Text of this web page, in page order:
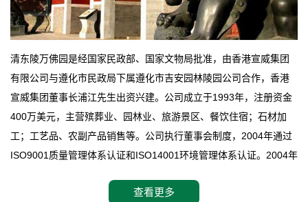
清东陵万佛园是经国家民政部、国家文物局批准，由香港宣威集团
有限公司与遵化市民政局下属遵化市吉安园林陵园公司合作，香港
宣威集团董事长浦江先生出资兴建。公司成立于1993年，注册资金
400万美元，主营殡葬业、园林业、旅游景区、餐饮住宿；石材加
工；工艺品、农副产品销售等。公司执行董事会制度，2004年通过
ISO9001质量管理体系认证和ISO14001环境管理体系认证。2004年
拥有4A级旅游区头衔的花园式陵园，园内建有四星级酒店一座。
查看更多